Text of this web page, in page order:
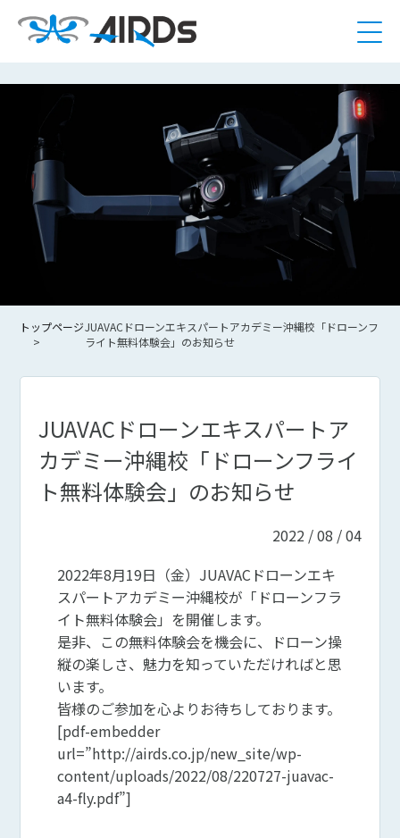
トップページJUAVACドローンエキスパートアカデミー沖縄校「ドローンフ
ライト無料体験会」のお知らせ
JUAVACドローンエキスパートア
カデミー沖縄校「ドローンフライ
ト無料体験会」のお知らせ
2022 / 08 / 04
2022年8月19日（金）JUAVACドローンエキ
スパートアカデミー沖縄校が「ドローンフラ
イト無料体験会」を開催します。
是非、この無料体験会を機会に、ドローン操
縦の楽しさ、魅力を知っていただければと思
います。
皆様のご参加を心よりお待ちしております。
[pdf-embedder
url=”http://airds.co.jp/new_site/wp-
content/uploads/2022/08/220727-juavac-
a4-fly.pdf”]